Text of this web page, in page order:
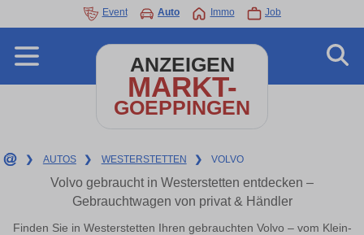
Event Auto Immo Job
ANZEIGEN
MARKT-
GOEPPINGEN
❯ AUTOS ❯ WESTERSTETTEN ❯ VOLVO
Volvo gebraucht in Westerstetten entdecken –
Gebrauchtwagen von privat & Händler
Finden Sie in Westerstetten Ihren gebrauchten Volvo – vom Klein-